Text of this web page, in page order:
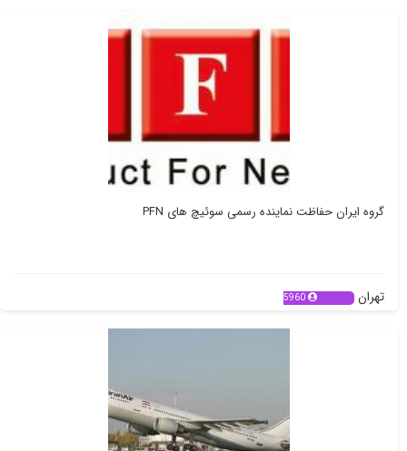
گروه ایران حفاظت نماینده رسمی سوئیچ های PFN
تهران 5960